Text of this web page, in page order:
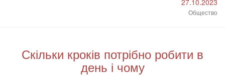
Общество
Скільки кроків потрібно робити в
день і чому